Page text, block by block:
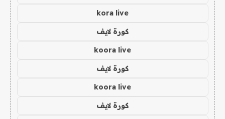
kora live
كورة لايف
koora live
كورة لايف
koora live
كورة لايف